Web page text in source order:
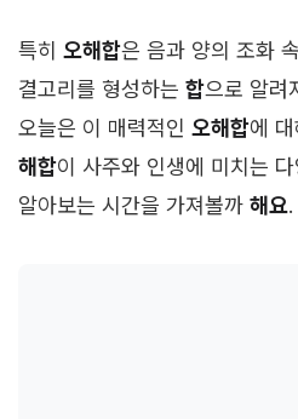
특히 오해합은 음과 양의 조화
결고리를 형성하는 합으로 알려
오늘은 이 매력적인 오해합에
해합이 사주와 인생에 미치는
알아보는 시간을 가져볼까 해요.